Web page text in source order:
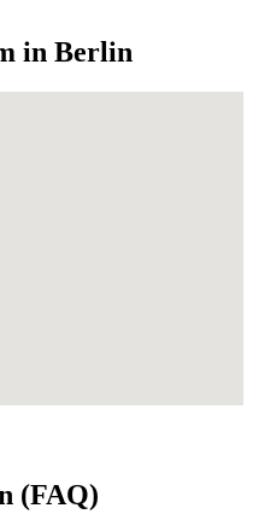
in Berlin
(FAQ)